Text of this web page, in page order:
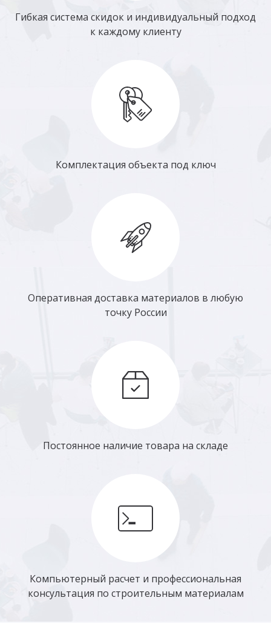
Гибкая система скидок и индивидуальный подход
к каждому клиенту
Комплектация объекта под ключ
Оперативная доставка материалов в любую
точку России
Постоянное наличие товара на складе
Компьютерный расчет и профессиональная
консультация по строительным материалам